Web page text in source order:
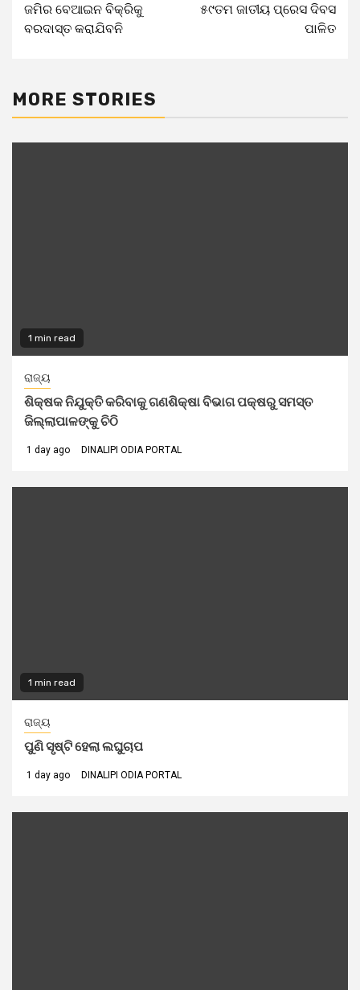
ଜମିର ବେଆଇନ ବିକ୍ରିକୁ
ବରଦାସ୍ତ କରାଯିବନି
୫୯ତମ ଜାତୀୟ ପ୍ରେସ ଦିବସ
ପାଳିତ
MORE STORIES
1 min read
ରାଜ୍ୟ
ଶିକ୍ଷକ ନିଯୁକ୍ତି କରିବାକୁ ଗଣଶିକ୍ଷା ବିଭାଗ ପକ୍ଷରୁ ସମସ୍ତ
ଜିଲ୍ଲାପାଳଙ୍କୁ ଚିଠି
1 day ago DINALIPI ODIA PORTAL
1 min read
ରାଜ୍ୟ
ପୁଣି ସୃଷ୍ଟି ହେଲା ଲଘୁଚାପ
1 day ago DINALIPI ODIA PORTAL